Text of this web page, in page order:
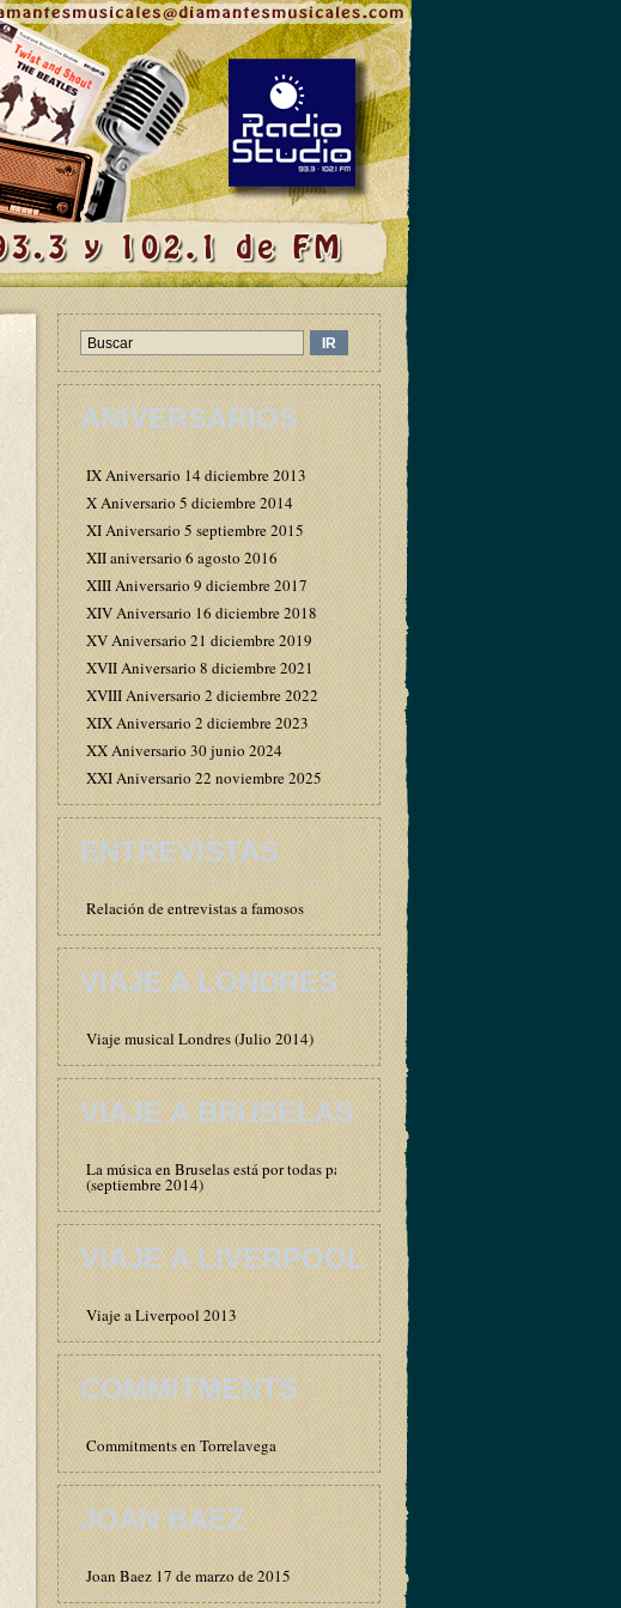
ANIVERSARIOS
IX Aniversario 14 diciembre 2013
X Aniversario 5 diciembre 2014
XI Aniversario 5 septiembre 2015
XII aniversario 6 agosto 2016
XIII Aniversario 9 diciembre 2017
XIV Aniversario 16 diciembre 2018
XV Aniversario 21 diciembre 2019
XVII Aniversario 8 diciembre 2021
XVIII Aniversario 2 diciembre 2022
XIX Aniversario 2 diciembre 2023
XX Aniversario 30 junio 2024
XXI Aniversario 22 noviembre 2025
ENTREVISTAS
Relación de entrevistas a famosos
VIAJE A LONDRES
Viaje musical Londres (Julio 2014)
VIAJE A BRUSELAS
La música en Bruselas está por todas partes
(septiembre 2014)
VIAJE A LIVERPOOL
Viaje a Liverpool 2013
COMMITMENTS
Commitments en Torrelavega
JOAN BAEZ
Joan Baez 17 de marzo de 2015